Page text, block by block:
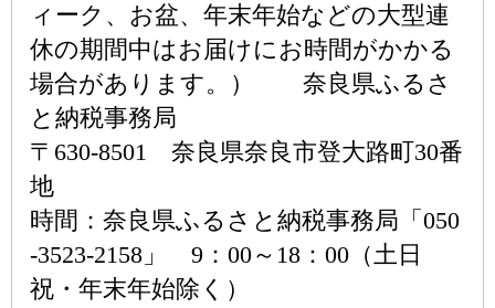
ィーク、お盆、年末年始などの大型連
休の期間中はお届けにお時間がかかる
場合があります。） 奈良県ふるさ
と納税事務局
〒630-8501 奈良県奈良市登大路町30番
地
時間：奈良県ふるさと納税事務局「050
-3523-2158」 9：00～18：00（土日
祝・年末年始除く）